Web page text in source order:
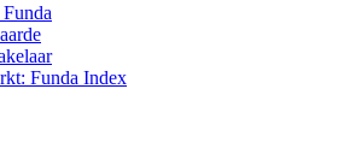
Funda Index